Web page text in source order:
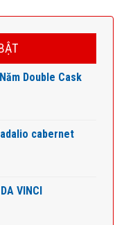
Double Cask
cabernet
VINCI